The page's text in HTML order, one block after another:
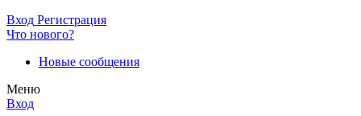
Вход Регистрация
Что нового?
Новые сообщения
Меню
Вход